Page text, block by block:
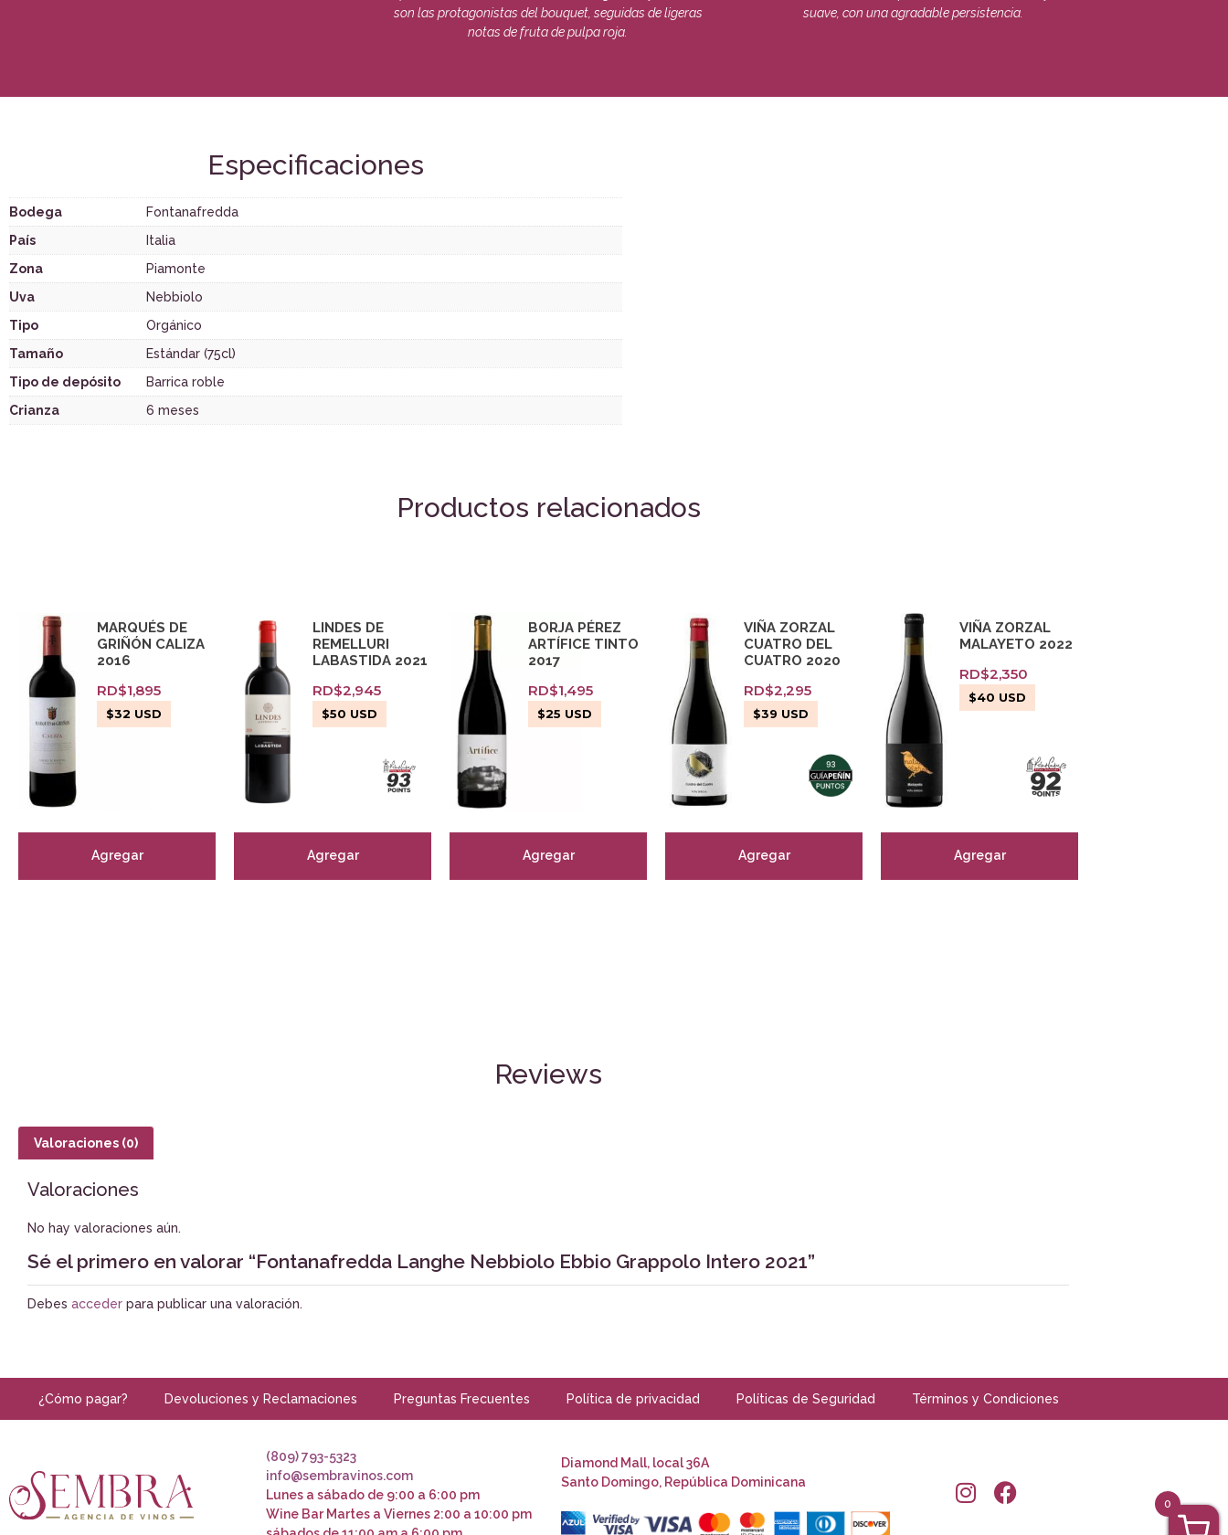
son las protagonistas del bouquet, seguidas de ligeras
notas de fruta de pulpa roja.
suave, con una agradable persistencia.
Especificaciones
Bodega
Fontanafredda
País
Italia
Zona
Piamonte
Uva
Nebbiolo
Tipo
Orgánico
Tamaño
Estándar (75cl)
Tipo de depósito
Barrica roble
Crianza
6 meses
Productos relacionados
MARQUÉS DE
GRIÑÓN CALIZA
2016
RD$1,895
$32 USD
Agregar
LINDES DE
REMELLURI
LABASTIDA 2021
RD$2,945
$50 USD
Agregar
BORJA PÉREZ
ARTÍFICE TINTO
2017
RD$1,495
$25 USD
Agregar
VIÑA ZORZAL
CUATRO DEL
CUATRO 2020
RD$2,295
$39 USD
Agregar
VIÑA ZORZAL
MALAYETO 2022
RD$2,350
$40 USD
Agregar
Reviews
Valoraciones (0)
Valoraciones
No hay valoraciones aún.
Sé el primero en valorar “Fontanafredda Langhe Nebbiolo Ebbio Grappolo Intero 2021”
Debes acceder para publicar una valoración.
¿Cómo pagar? Devoluciones y Reclamaciones Preguntas Frecuentes Política de privacidad Políticas de Seguridad Términos y Condiciones
(809) 793-5323
info@sembravinos.com
Lunes a sábado de 9:00 a 6:00 pm
Wine Bar Martes a Viernes 2:00 a 10:00 pm
Diamond Mall, local 36A
Santo Domingo, República Dominicana
0